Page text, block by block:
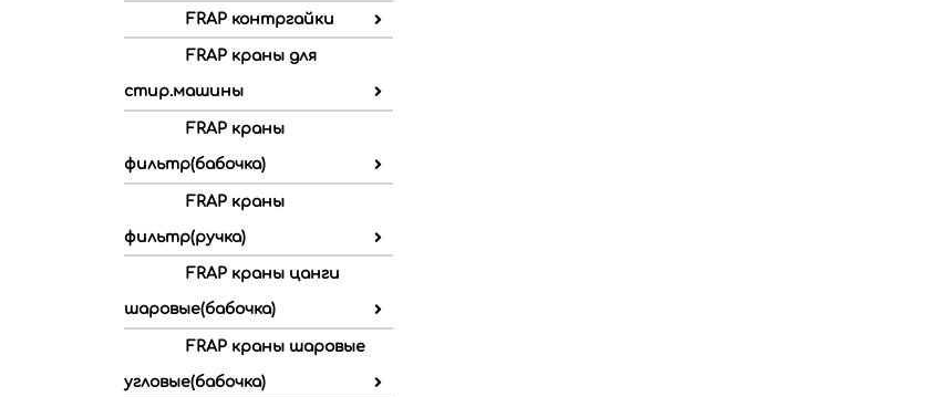
FRAP контргайки
FRAP краны для
стир.машины
FRAP краны
фильтр(бабочка)
FRAP краны
фильтр(ручка)
FRAP краны цанги
шаровые(бабочка)
FRAP краны шаровые
угловые(бабочка)